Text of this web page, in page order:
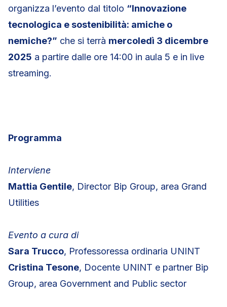
organizza l’evento dal titolo “Innovazione
tecnologica e sostenibilità: amiche o
nemiche?” che si terrà mercoledì 3 dicembre
2025 a partire dalle ore 14:00 in aula 5 e in live
streaming.
Programma
Interviene
Mattia Gentile, Director Bip Group, area Grand
Utilities
Evento a cura di
Sara Trucco, Professoressa ordinaria UNINT
Cristina Tesone, Docente UNINT e partner Bip
Group, area Government and Public sector